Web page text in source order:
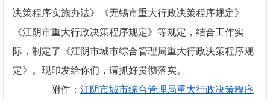
决策程序实施办法》《无锡市重大行政决策程序规定》
《江阴市重大行政决策程序规定》等规定，结合工作实
际，制定了《江阴市城市综合管理局重大行政决策程序规
定》。现印发给你们，请抓好贯彻落实。
附件： 江阴市城市综合管理局重大行政决策程序